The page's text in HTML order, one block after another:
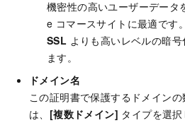
機密性の高いユーザーデータ
e コマースサイトに最適です。
SSL よりも高いレベルの暗
ます。
ドメイン名
この証明書で保護するドメイン
は、 [複数ドメイン] タイプを選